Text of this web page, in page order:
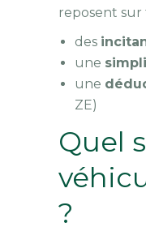
reposent sur
des
une
une
ZE)
Quel
?